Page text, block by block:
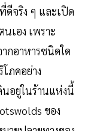
ดีจริง ๆ และเปิด
เอง เพราะ
กอาหารชนิดใด
ภคอย่าง
นอยู่ในร้านแห่งนี้
ของ